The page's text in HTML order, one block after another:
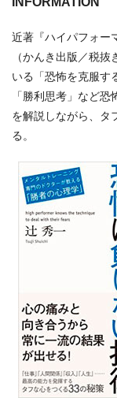
近著『ハイパフォー
（かんき出版／税
いる「恐怖を克服す
「勝利思考」など
を解説しながら、タ
る。